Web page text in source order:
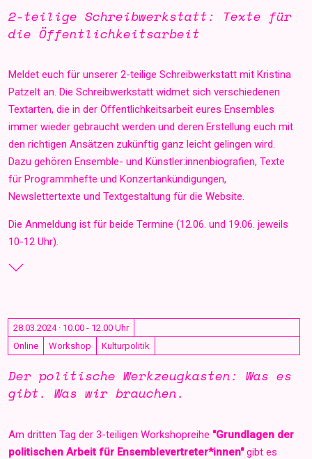
2-teilige Schreibwerkstatt: Texte für
die Öffentlichkeitsarbeit
Meldet euch für unserer 2-teilige Schreibwerkstatt mit Kristina
Patzelt an. Die Schreibwerkstatt widmet sich verschiedenen
Textarten, die in der Öffentlichkeitsarbeit eures Ensembles
immer wieder gebraucht werden und deren Erstellung euch mit
den richtigen Ansätzen zukünftig ganz leicht gelingen wird.
Dazu gehören Ensemble- und Künstler:innenbiografien, Texte
für Programmhefte und Konzertankündigungen,
Newslettertexte und Textgestaltung für die Website.
Die Anmeldung ist für beide Termine (12.06. und 19.06. jeweils
10-12 Uhr).
28.03.2024 · 10.00 - 12.00 Uhr
Online
Workshop Kulturpolitik
Der politische Werkzeugkasten: Was es
gibt. Was wir brauchen.
Am dritten Tag der 3-teiligen Workshopreihe "Grundlagen der
politischen Arbeit für Ensemblevertreter*innen"gibt es